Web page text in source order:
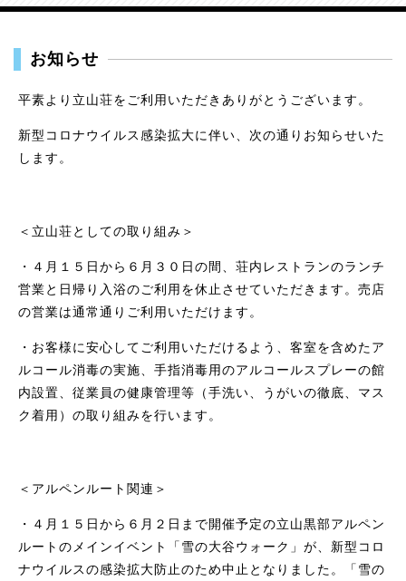
お知らせ
平素より立山荘をご利用いただきありがとうございます。
新型コロナウイルス感染拡大に伴い、次の通りお知らせいた
します。
＜立山荘としての取り組み＞
・４月１５日から６月３０日の間、荘内レストランのランチ
営業と日帰り入浴のご利用を休止させていただきます。売店
の営業は通常通りご利用いただけます。
・お客様に安心してご利用いただけるよう、客室を含めたア
ルコール消毒の実施、手指消毒用のアルコールスプレーの館
内設置、従業員の健康管理等（手洗い、うがいの徹底、マス
ク着用）の取り組みを行います。
＜アルペンルート関連＞
・４月１５日から６月２日まで開催予定の立山黒部アルペン
ルートのメインイベント「雪の大谷ウォーク」が、新型コロ
ナウイルスの感染拡大防止のため中止となりました。「雪の